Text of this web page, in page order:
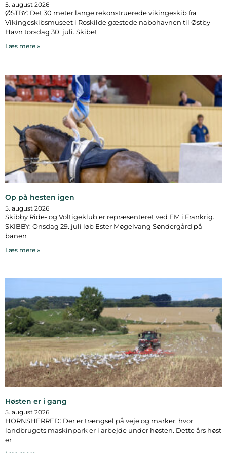
5. august 2026
ØSTBY: Det 30 meter lange rekonstruerede vikingeskib fra
Vikingeskibsmuseet i Roskilde gæstede nabohavnen til Østby
Havn torsdag 30. juli. Skibet
Læs mere »
Op på hesten igen
5. august 2026
Skibby Ride- og Voltigeklub er repræsenteret ved EM i Frankrig.
SKIBBY: Onsdag 29. juli løb Ester Møgelvang Søndergård på
banen
Læs mere »
Høsten er i gang
5. august 2026
HORNSHERRED: Der er trængsel på veje og marker, hvor
landbrugets maskinpark er i arbejde under høsten. Dette års høst
er